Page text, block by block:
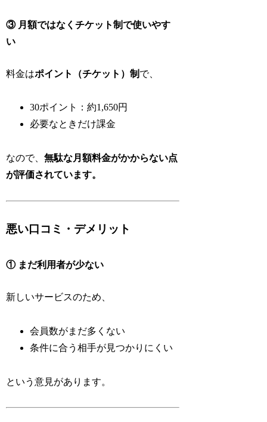
③ 月額ではなくチケット制で使いやす
い
料金はポイント（チケット）制 で、
30ポイント：約1,650円
必要なときだけ課金
なので、無駄な月額料金がかからない点
が評価されています。
悪い口コミ・デメリット
① まだ利用者が少ない
新しいサービスのため、
会員数がまだ多くない
条件に合う相手が見つかりにくい
という意見があります。